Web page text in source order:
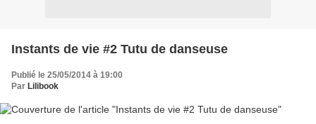
Instants de vie #2 Tutu de danseuse
Publié le 25/05/2014 à 19:00
Par Lilibook